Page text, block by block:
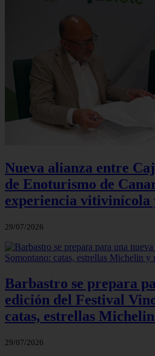
Nueva alianza entre
de Enoturismo de
experiencia
29/07/2026
Barbastro se prepara
edición del Festival
catas, estrellas
29/07/2026